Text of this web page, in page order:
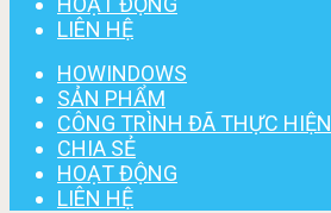
LIÊN HỆ
HOWINDOWS
SẢN PHẨM
CÔNG TRÌNH ĐÃ THỰC HIỆN
CHIA SẺ
HOẠT ĐỘNG
LIÊN HỆ